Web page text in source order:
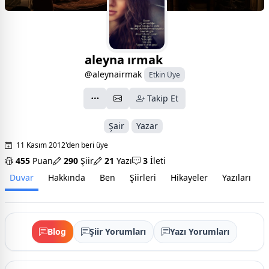
aleyna ırmak
@aleynairmak Etkin Üye
Takip Et
Şair Yazar
11 Kasım 2012'den beri üye
455 Puan 290 Şiir 21 Yazı 3 İleti
Duvar
Hakkında Ben Şiirleri Hikayeler Yazıları
Blog Şiir Yorumları Yazı Yorumları